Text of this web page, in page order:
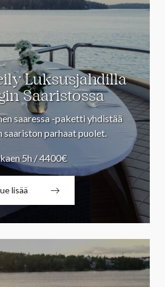
Luksusjahdilla
Saaristossa
saaressa -paketti yhdistää
saariston parhaat puolet.
5h / 4400€
lisää